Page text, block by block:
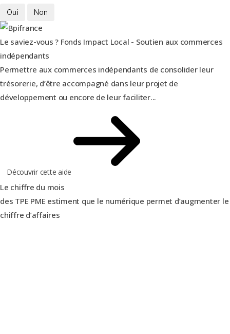
Oui Non
Le saviez-vous ? Fonds Impact Local - Soutien aux commerces
indépendants
Permettre aux commerces indépendants de consolider leur
trésorerie, d’être accompagné dans leur projet de
développement ou encore de leur faciliter...
Découvrir cette aide
Le chiffre du mois
des TPE PME estiment que le numérique permet d’augmenter le
chiffre d’affaires